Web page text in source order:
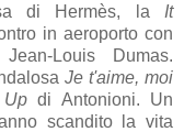
di Hermès, la It
in aeroporto con
Louis Dumas.
Je t'aime, moi
di Antonioni. Un
scandito la vita